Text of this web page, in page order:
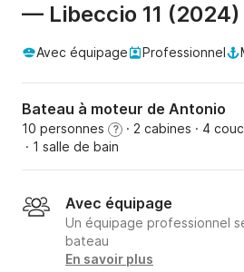
— Libeccio 11 (2024)
Avec équipage Professionnel
Bateau à moteur de Antonio
10 personnes ? · 2 cabines · 4
· 1 salle de bain
Avec équipage
Un équipage professionnel
bateau
En savoir plus